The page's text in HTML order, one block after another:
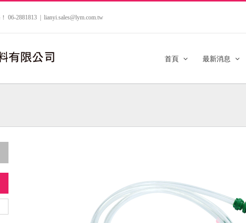
06-2881813 | lianyi.sales@lym.com.tw
首頁 最新消息